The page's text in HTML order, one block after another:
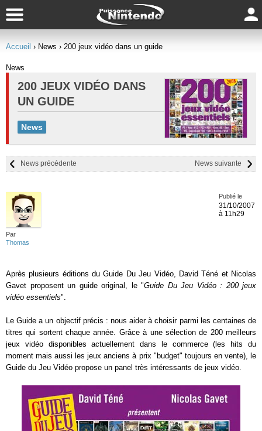
Accueil › News › 200 jeux vidéo dans un guide
News
200 JEUX VIDÉO DANS
UN GUIDE
News
News suivante
News précédente
Par
Thomas
Publié le
31/10/2007
à 11h29
Après plusieurs éditions du Guide Du Jeu Vidéo, David Téné et Nicolas
Gavet proposent un guide original, le "Guide Du Jeu Vidéo : 200 jeux
vidéo essentiels".
Le Guide a un objectif précis : nous aider à choisir parmi les centaines de
titres qui sortent chaque année. Grâce à une sélection de 200 meilleurs
jeux vidéo disponibles actuellement dans le commerce (les hits du
moment mais aussi les jeux anciens à prix "budget" toujours en vente), le
Guide du Jeu Vidéo propose un panel très intéressants de jeux vidéo.